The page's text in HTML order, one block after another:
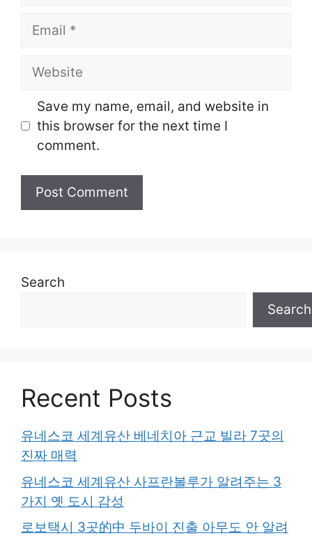
Email
Website
Save my name, email, and website in
this browser for the next time I
comment.
Search
Search
Recent Posts
유네스코 세계유산 베네치아 근교 빌라 7곳의
진짜 매력
유네스코 세계유산 사프란볼루가 알려주는 3
가지 옛 도시 감성
로보택시 3곳的中 두바이 진출 아무도 안 알려